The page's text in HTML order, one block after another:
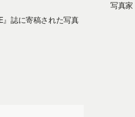
誌に寄稿された写真
写真家